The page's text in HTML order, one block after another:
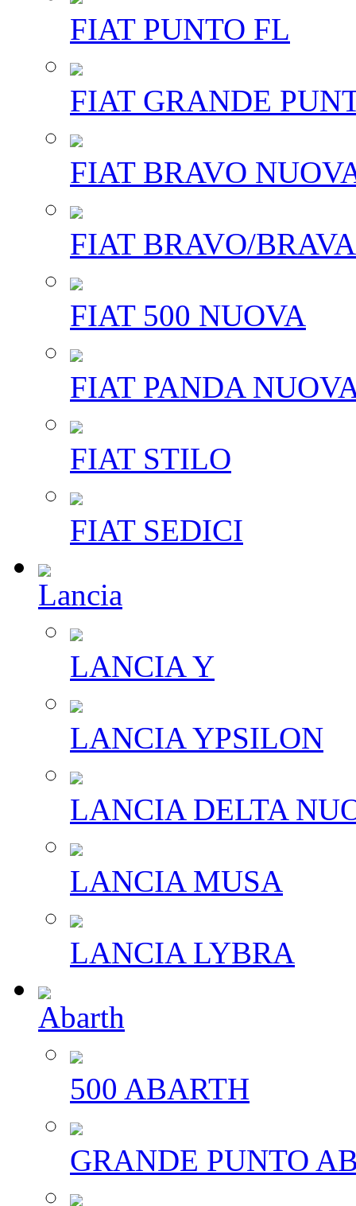
FIAT PUNTO FL
FIAT GRANDE
FIAT BRAVO
FIAT BRAVO/BRAVA
FIAT 500 NUOVA
FIAT PANDA
FIAT STILO
FIAT SEDICI
Lancia
LANCIA Y
LANCIA YPSILON
LANCIA DELTA
LANCIA MUSA
LANCIA LYBRA
Abarth
500 ABARTH
GRANDE PUNTO